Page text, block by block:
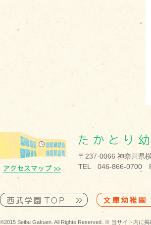
〒237-0066 神奈川県
TEL 046-866-0700
©2015 Seibu Gakuen. All Rights Reserved. ※ 当サイト内に